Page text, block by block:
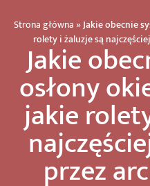
Strona główna »Jakie obecnie
rolety i żaluzje są
Jakie
osłony
jakie
przez